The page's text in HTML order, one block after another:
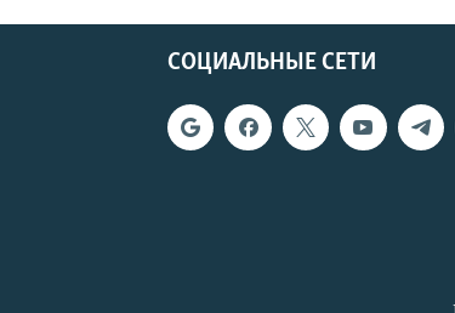
СОЦИАЛЬНЫЕ СЕТИ